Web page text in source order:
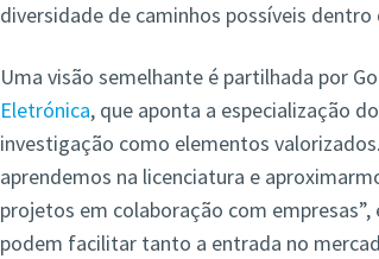
diversidade de caminhos possíveis dentro
Uma visão semelhante é partilhada por
Eletrónica, que aponta a especialização
investigação como elementos
aprendemos na licenciatura e
projetos em colaboração com
podem facilitar tanto a entrada no